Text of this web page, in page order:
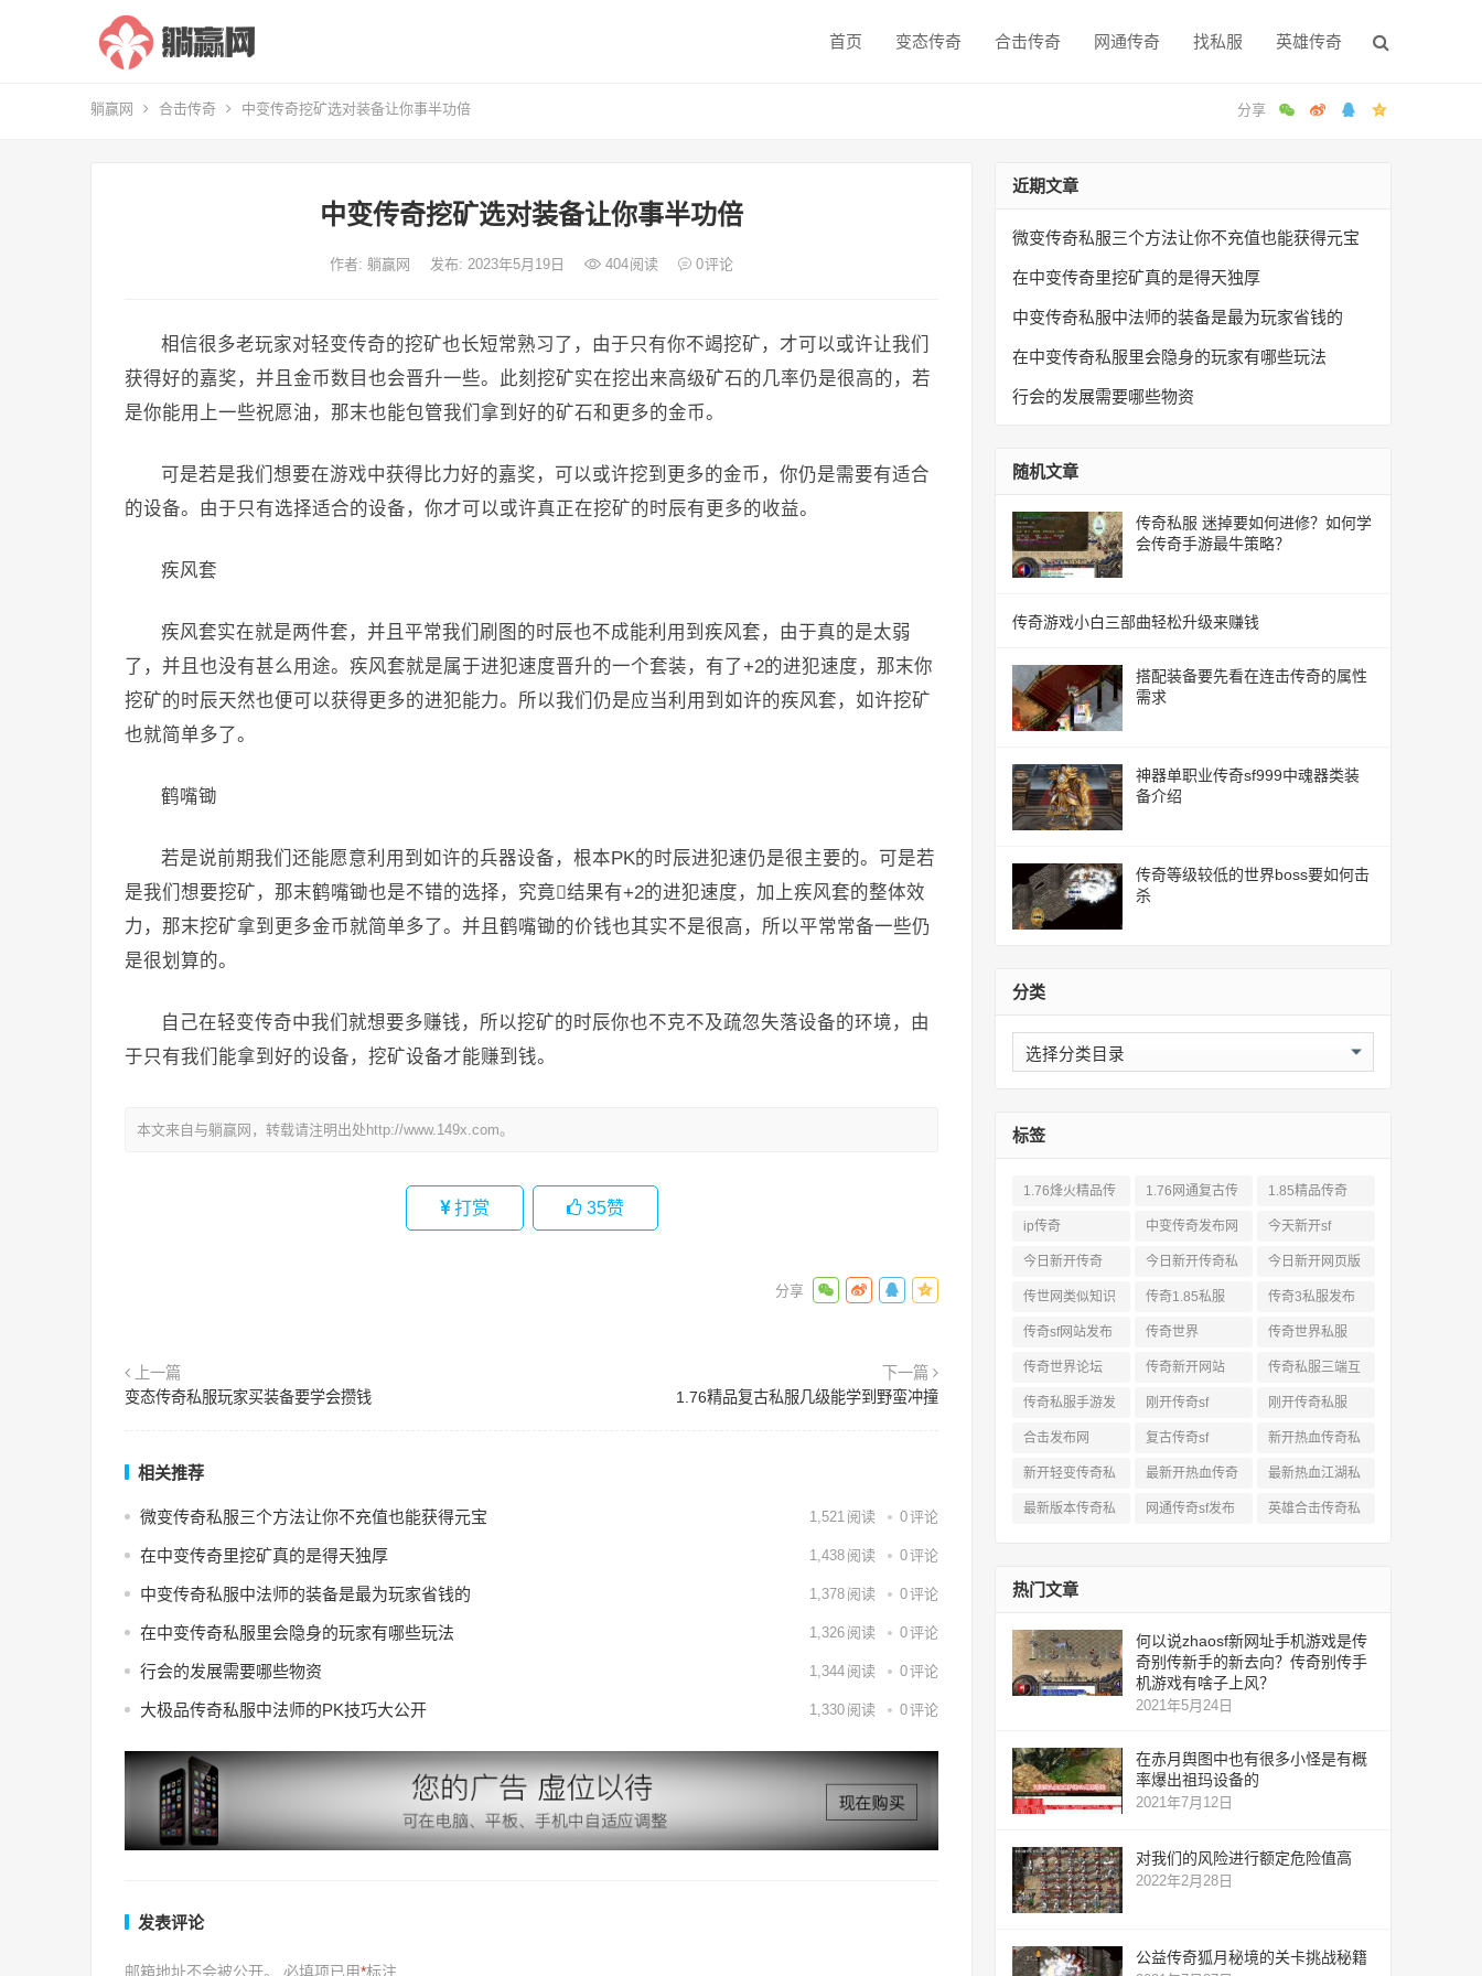
首页 变态传奇 合击传奇 网通传奇 找私服 英雄传奇
躺赢网 合击传奇 中变传奇挖矿选对装备让你事半功倍
中变传奇挖矿选对装备让你事半功倍
作者: 躺赢网 发布: 2023年5月19日 404阅读 0评论
相信很多老玩家对轻变传奇的挖矿也长短常熟习了，由于只有你不竭挖矿，才可以或许让我们
获得好的嘉奖，并且金币数目也会晋升一些。此刻挖矿实在挖出来高级矿石的几率仍是很高的，若
是你能用上一些祝愿油，那末也能包管我们拿到好的矿石和更多的金币。
可是若是我们想要在游戏中获得比力好的嘉奖，可以或许挖到更多的金币，你仍是需要有适合
的设备。由于只有选择适合的设备，你才可以或许真正在挖矿的时辰有更多的收益。
疾风套
疾风套实在就是两件套，并且平常我们刷图的时辰也不成能利用到疾风套，由于真的是太弱
了，并且也没有甚么用途。疾风套就是属于进犯速度晋升的一个套装，有了+2的进犯速度，那末你
挖矿的时辰天然也便可以获得更多的进犯能力。所以我们仍是应当利用到如许的疾风套，如许挖矿
也就简单多了。
鹤嘴锄
若是说前期我们还能愿意利用到如许的兵器设备，根本PK的时辰进犯速仍是很主要的。可是若
是我们想要挖矿，那末鹤嘴锄也是不错的选择，究竟结果有+2的进犯速度，加上疾风套的整体效
力，那末挖矿拿到更多金币就简单多了。并且鹤嘴锄的价钱也其实不是很高，所以平常常备一些仍
是很划算的。
自己在轻变传奇中我们就想要多赚钱，所以挖矿的时辰你也不克不及疏忽失落设备的环境，由
于只有我们能拿到好的设备，挖矿设备才能赚到钱。
本文来自与躺赢网，转载请注明出处http://www.149x.com。
打赏 35赞
上一篇
变态传奇私服玩家买装备要学会攒钱
下一篇
1.76精品复古私服几级能学到野蛮冲撞
相关推荐
微变传奇私服三个方法让你不充值也能获得元宝 1,521 阅读 0评论
在中变传奇里挖矿真的是得天独厚 1,438 阅读 0评论
中变传奇私服中法师的装备是最为玩家省钱的 1,378 阅读 0评论
在中变传奇私服里会隐身的玩家有哪些玩法 1,326 阅读 0评论
行会的发展需要哪些物资 1,344 阅读 0评论
大极品传奇私服中法师的PK技巧大公开 1,330 阅读 0评论
发表评论
邮箱地址不会被公开。 必填项已用*标注
近期文章
微变传奇私服三个方法让你不充值也能获得元宝
在中变传奇里挖矿真的是得天独厚
中变传奇私服中法师的装备是最为玩家省钱的
在中变传奇私服里会隐身的玩家有哪些玩法
行会的发展需要哪些物资
随机文章
传奇私服 迷掉要如何进修？如何学
会传奇手游最牛策略？
传奇游戏小白三部曲轻松升级来赚钱
搭配装备要先看在连击传奇的属性
需求
神器单职业传奇sf999中魂器类装
备介绍
传奇等级较低的世界boss要如何击
杀
分类
分
类
标签
1.76烽火精品传
奇私服网站
1.76网通复古传
奇sf
1.85精品传奇
ip传奇 中变传奇发布网 今天新开sf
今日新开传奇
今日新开传奇私
服发布网
今日新开网页版
传奇
传世网类似知识 传奇1.85私服
传奇3私服发布
网站
传奇sf网站发布
网
传奇世界 传奇世界私服
传奇世界论坛 传奇新开网站
传奇私服三端互
通
传奇私服手游发
布网三端
刚开传奇sf 刚开传奇私服
合击发布网 复古传奇sf
新开热血传奇私
服网
新开轻变传奇私
服
最新开热血传奇
私服
最新热血江湖私
服
最新版本传奇私
网通传奇sf发布
英雄合击传奇私
热门文章
何以说zhaosf新网址手机游戏是传
奇别传新手的新去向？传奇别传手
机游戏有啥子上风？
2021年5月24日
在赤月舆图中也有很多小怪是有概
率爆出祖玛设备的
2021年7月12日
对我们的风险进行额定危险值高
2022年2月28日
公益传奇狐月秘境的关卡挑战秘籍